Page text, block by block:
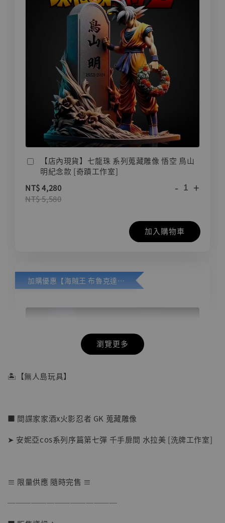
【店內現貨】七龍珠 系列蒐藏雕像 悟空 鳥山
明紀念款 [奇蹟工作室]
NT$ 4,280
NT$ 5,580
- +
加入購物車
加購優惠【海賊王 布魯克達摩 [7STARS Studio]】
摩 [7STARS Studio]
瀏覽更多
🏝【無人島玩具】
■ 間諜家家酒x火影忍者 GK 蒐藏雕像
➤ 安妮亞cos系列序篇第七彈 千手扉間 水拉美 [洗牌工作室]
≡ 限量供應 隨時完售 ≡
──────────────